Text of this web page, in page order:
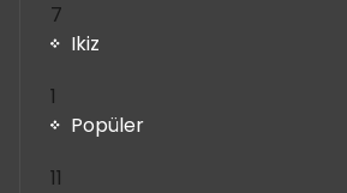
7
ürün
Ikiz
1
ürün
Popüler
11